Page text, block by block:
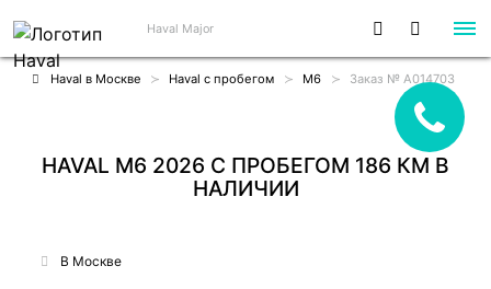
Haval Major
Haval в Москве Haval с пробегом M6 Заказ № A014703
HAVAL M6 2026 С ПРОБЕГОМ 186 КМ В
НАЛИЧИИ
В Москве